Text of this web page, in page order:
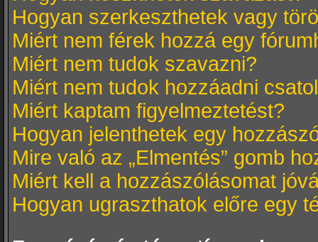
Hogyan szerkeszthetek vagy
Miért nem férek hozzá egy
Miért nem tudok szavazni?
Miért nem tudok hozzáadni
Miért kaptam figyelmeztetést?
Hogyan jelenthetek egy
Mire való az „Elmentés” gomb
Miért kell a hozzászólásomat
Hogyan ugraszthatok előre egy